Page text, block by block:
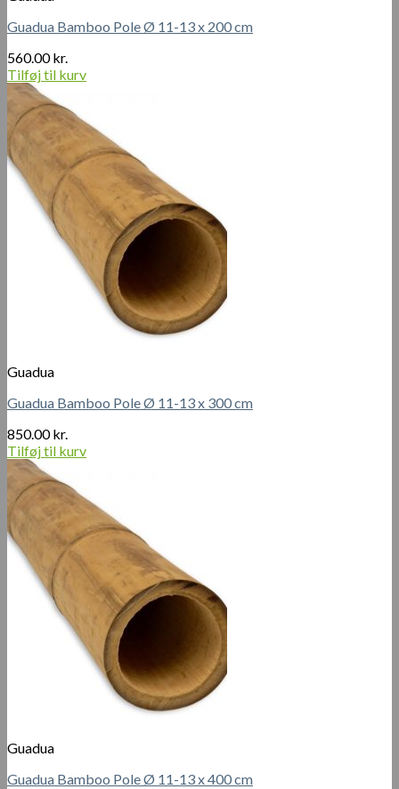
Guadua Bamboo Pole Ø 11-13 x 200 cm
560.00kr.
Tilføj til kurv
Guadua
Guadua Bamboo Pole Ø 11-13 x 300 cm
850.00kr.
Tilføj til kurv
Guadua
Guadua Bamboo Pole Ø 11-13 x 400 cm